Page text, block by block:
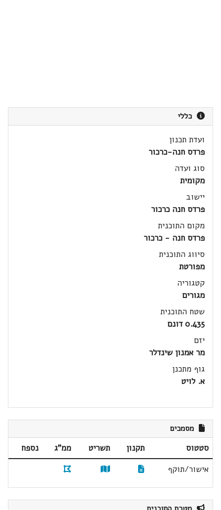
כללי
ועדת תכנון
פרדס חנה-כרכור
סוג ועדה
מקומית
יישוב
פרדס חנה כרכור
מקום התוכנית
פרדס חנה - כרכור
סיווג התוכנית
מפורטת
קטגוריה
מגורים
שטח התוכנית
0.435 דונם
יזם
מר אמנון שינדלר
גוף מתכנן
א. לויט
מסמכים
סטטוס תקנון תשריט ממ"ג
נספח
אישור/תוקף